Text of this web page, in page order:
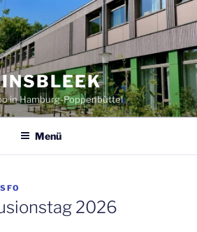
in Hamburg-Poppenbüttel
Menü
SFO
2026